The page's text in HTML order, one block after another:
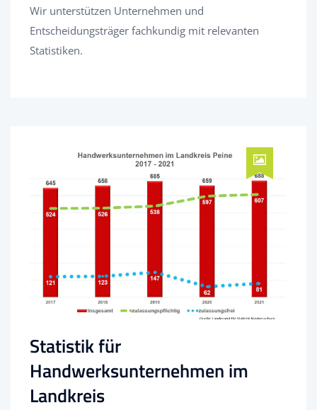
Wir unterstützen Unternehmen und
Entscheidungsträger fachkundig mit relevanten
Statistiken.
Statistik für
Handwerksunternehmen im
Landkreis